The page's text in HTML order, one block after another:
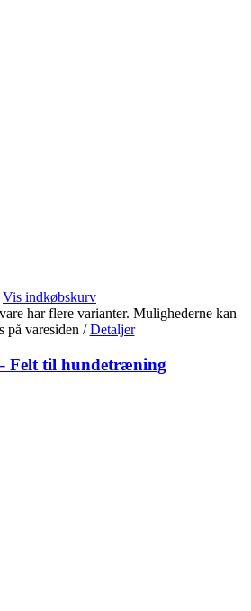
Vis indkøbskurv
har flere varianter. Mulighederne kan
på varesiden / Detaljer
Felt til hundetræning